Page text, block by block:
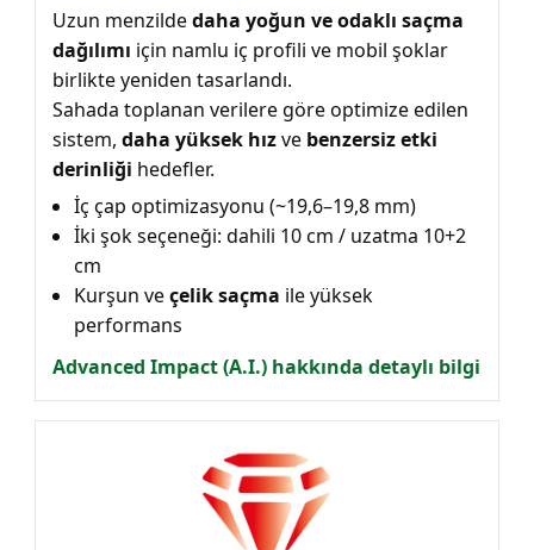
Uzun menzildedaha yoğun ve odaklı saçma
dağılımı için namlu iç profili ve mobil şoklar
birlikte yeniden tasarlandı.
Sahada toplanan verilere göre optimize edilen
sistem, daha yüksek hızve benzersiz etki
derinliği hedefler.
İç çap optimizasyonu (~19,6–19,8 mm)
İki şok seçeneği: dahili 10 cm / uzatma 10+2
cm
Kurşun veçelik saçma ile yüksek
performans
Advanced Impact (A.I.) hakkında detaylı bilgi